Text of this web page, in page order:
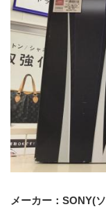
メーカー：SONY(